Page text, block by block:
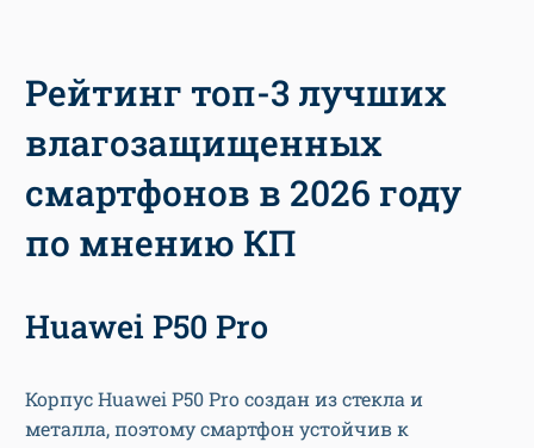
Рейтинг топ-3 лучших
влагозащищенных
смартфонов в 2026 году
по мнению КП
Huawei Р50 Pro
Корпус Huawei Р50 Pro создан из стекла и
металла, поэтому смартфон устойчив к